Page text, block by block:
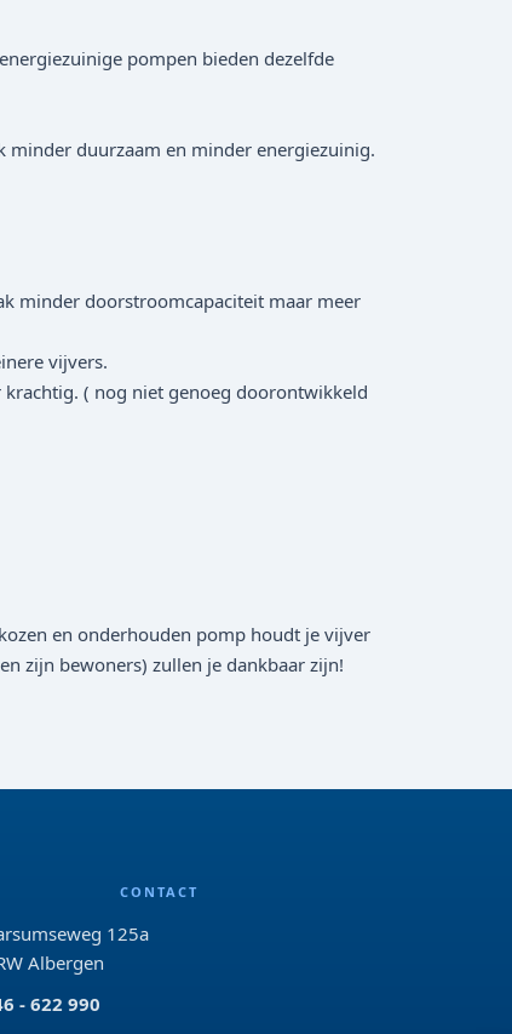
pompen bieden dezelfde
minder duurzaam en minder energiezuinig.
minder doorstroomcapaciteit maar meer
vijvers.
( nog niet genoeg doorontwikkeld
en onderhouden pomp houdt je vijver
zijn bewoners) zullen je dankbaar zijn!
CONTACT
125a
Albergen
- 622 990